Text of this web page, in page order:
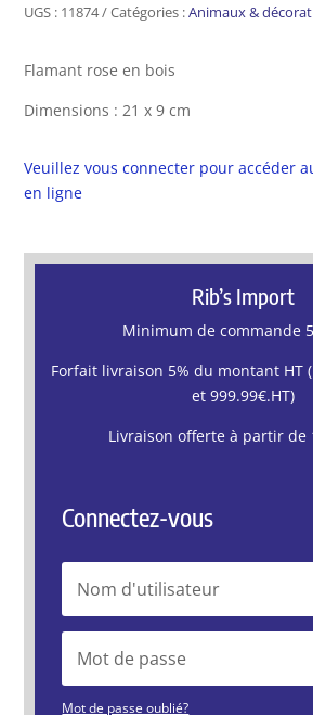
UGS : 11874 Catégories :Animaux &
Flamant rose en bois
Dimensions : 21 x 9 cm
Veuillez vous connecter pour accéder
en ligne
Rib’s Import
Minimum de commande
Forfait livraison 5% du montant HT
et 999.99€.HT)
Livraison offerte à partir de
Connectez-vous
Mot de passe oublié?